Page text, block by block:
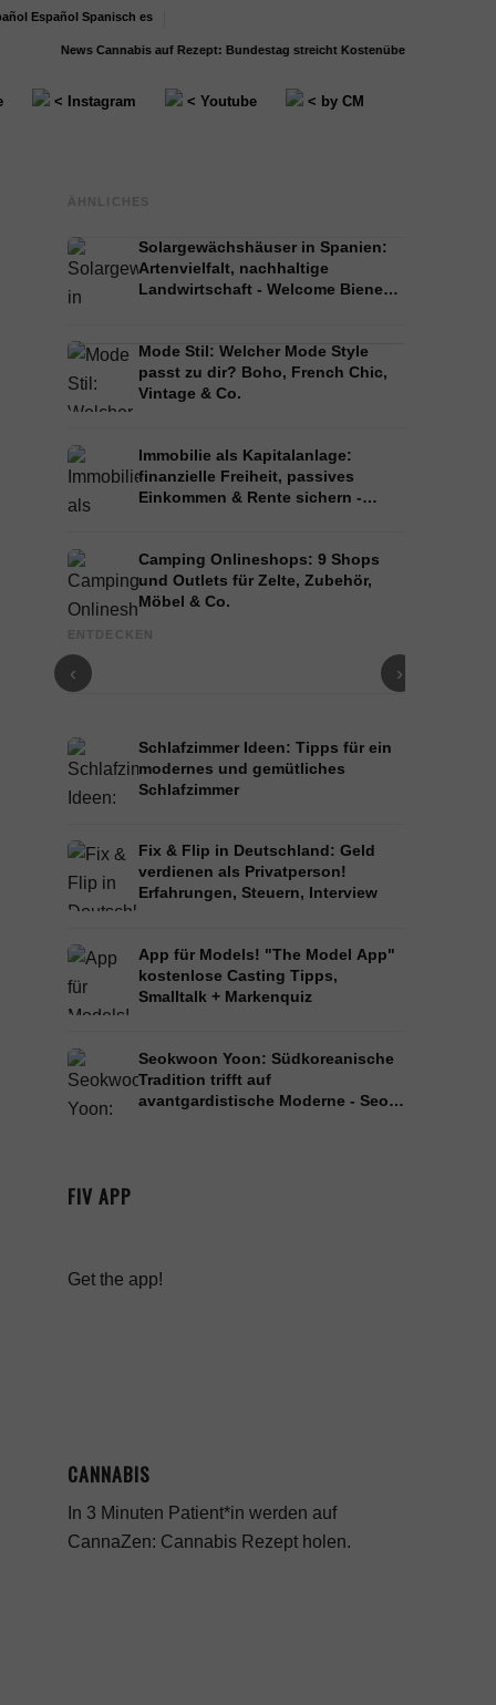
Español Spanisch es
Cannabis auf Rezept: Bundestag streicht Kostenübernahme für...
< Instagram < Youtube < by CM
ÄHNLICHES
Solargewächshäuser in Spanien:
Artenvielfalt, nachhaltige
Landwirtschaft - Welcome Bienen
Mode Stil: Welcher Mode Style
passt zu dir? Boho, French Chic,
Vintage & Co.
Immobilie als Kapitalanlage:
finanzielle Freiheit, passives
Einkommen & Rente sichern -
Camping Onlineshops: 9 Shops
und Outlets für Zelte, Zubehör,
Möbel & Co.
ENTDECKEN
‹
The Bush Company Dachzelt: Unabhängig &
›
Schlafzimmer Ideen: Tipps für ein
modernes und gemütliches
Schlafzimmer
Fix & Flip in Deutschland: Geld
verdienen als Privatperson!
Erfahrungen, Steuern, Interview
App für Models! "The Model App"
kostenlose Casting Tipps,
Smalltalk + Markenquiz
Seokwoon Yoon: Südkoreanische
Tradition trifft auf
avantgardistische Moderne - Seoul
FIV APP
Get the app!
CANNABIS
In 3 Minuten Patient*in werden auf
CannaZen: Cannabis Rezept holen.